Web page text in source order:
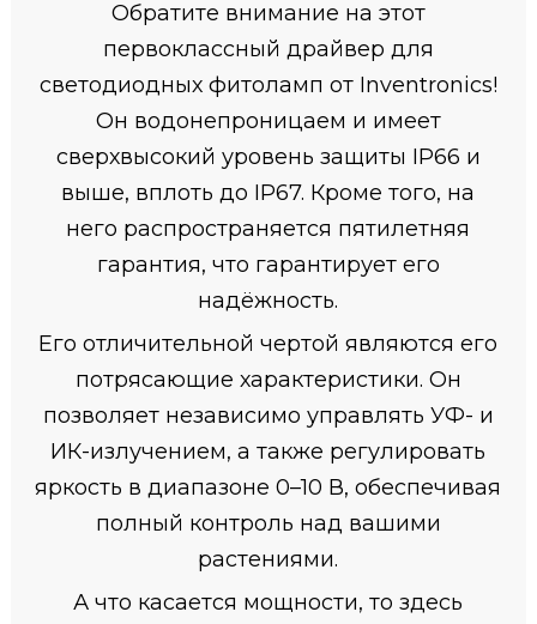
Обратите внимание на этот
первоклассный драйвер для
светодиодных фитоламп от Inventronics!
Он водонепроницаем и имеет
сверхвысокий уровень защиты IP66 и
выше, вплоть до IP67. Кроме того, на
него распространяется пятилетняя
гарантия, что гарантирует его
надёжность.
Его отличительной чертой являются его
потрясающие характеристики. Он
позволяет независимо управлять УФ- и
ИК-излучением, а также регулировать
яркость в диапазоне 0–10 В, обеспечивая
полный контроль над вашими
растениями.
А что касается мощности, то здесь